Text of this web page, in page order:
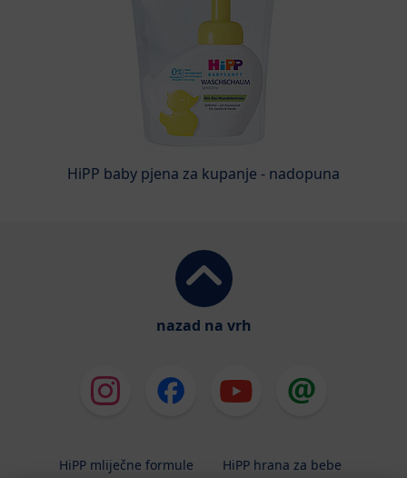
HiPP baby pjena za kupanje - nadopuna
nazad na vrh
HiPP mliječne formule HiPP hrana za bebe